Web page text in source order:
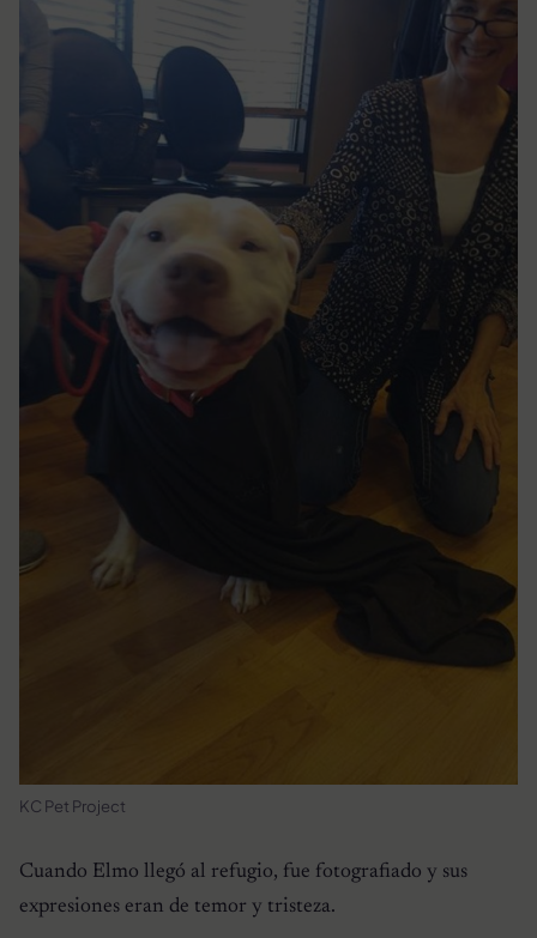
KC Pet Project
Cuando Elmo llegó al refugio, fue fotografiado y sus
expresiones eran de temor y tristeza.